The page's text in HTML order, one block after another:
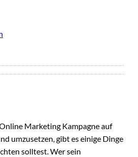
Marketing Kampagne auf
umzusetzen, gibt es einige Dinge
solltest. Wer sein